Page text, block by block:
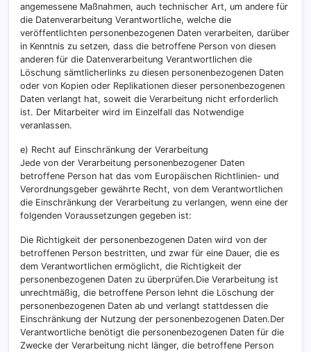
angemessene Maßnahmen, auch technischer Art, um andere für
die Datenverarbeitung Verantwortliche, welche die
veröffentlichten personenbezogenen Daten verarbeiten, darüber
in Kenntnis zu setzen, dass die betroffene Person von diesen
anderen für die Datenverarbeitung Verantwortlichen die
Löschung sämtlicherlinks zu diesen personenbezogenen Daten
oder von Kopien oder Replikationen dieser personenbezogenen
Daten verlangt hat, soweit die Verarbeitung nicht erforderlich
ist. Der Mitarbeiter wird im Einzelfall das Notwendige
veranlassen.
e) Recht auf Einschränkung der Verarbeitung
Jede von der Verarbeitung personenbezogener Daten
betroffene Person hat das vom Europäischen Richtlinien- und
Verordnungsgeber gewährte Recht, von dem Verantwortlichen
die Einschränkung der Verarbeitung zu verlangen, wenn eine der
folgenden Voraussetzungen gegeben ist:
Die Richtigkeit der personenbezogenen Daten wird von der
betroffenen Person bestritten, und zwar für eine Dauer, die es
dem Verantwortlichen ermöglicht, die Richtigkeit der
personenbezogenen Daten zu überprüfen.Die Verarbeitung ist
unrechtmäßig, die betroffene Person lehnt die Löschung der
personenbezogenen Daten ab und verlangt stattdessen die
Einschränkung der Nutzung der personenbezogenen Daten.Der
Verantwortliche benötigt die personenbezogenen Daten für die
Zwecke der Verarbeitung nicht länger, die betroffene Person